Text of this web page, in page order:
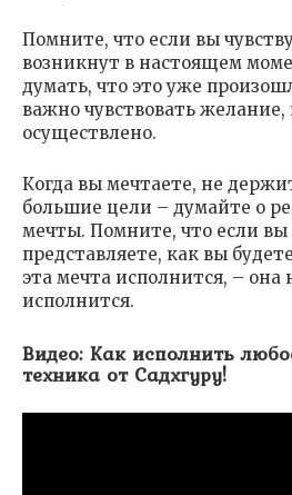
Помните, что если вы
возникнут в настоящем
думать, что это уже
важно чувствовать желание,
осуществлено.
Когда вы мечтаете, не
большие цели – думайте о
мечты. Помните, что если вы
представляете, как вы
эта мечта исполнится, – она
исполнится.
Видео: Как исполнить
техника от Садхгуру!